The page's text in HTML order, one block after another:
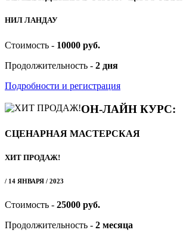
НИЛ ЛАНДАУ
Стоимость - 10000 руб.
Продолжительность - 2 дня
Подробности и регистрация
ОН-ЛАЙН КУРС:
СЦЕНАРНАЯ МАСТЕРСКАЯ
ХИТ ПРОДАЖ!
/ 14 ЯНВАРЯ / 2023
Стоимость - 25000 руб.
Продолжительность - 2 месяца